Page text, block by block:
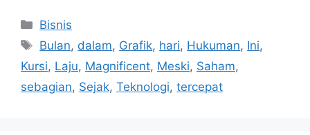
Kategori
Bisnis
Tag
Bulan, dalam, Grafik, hari, Hukuman, Ini,
Kursi, Laju, Magnificent, Meski, Saham,
sebagian, Sejak, Teknologi, tercepat